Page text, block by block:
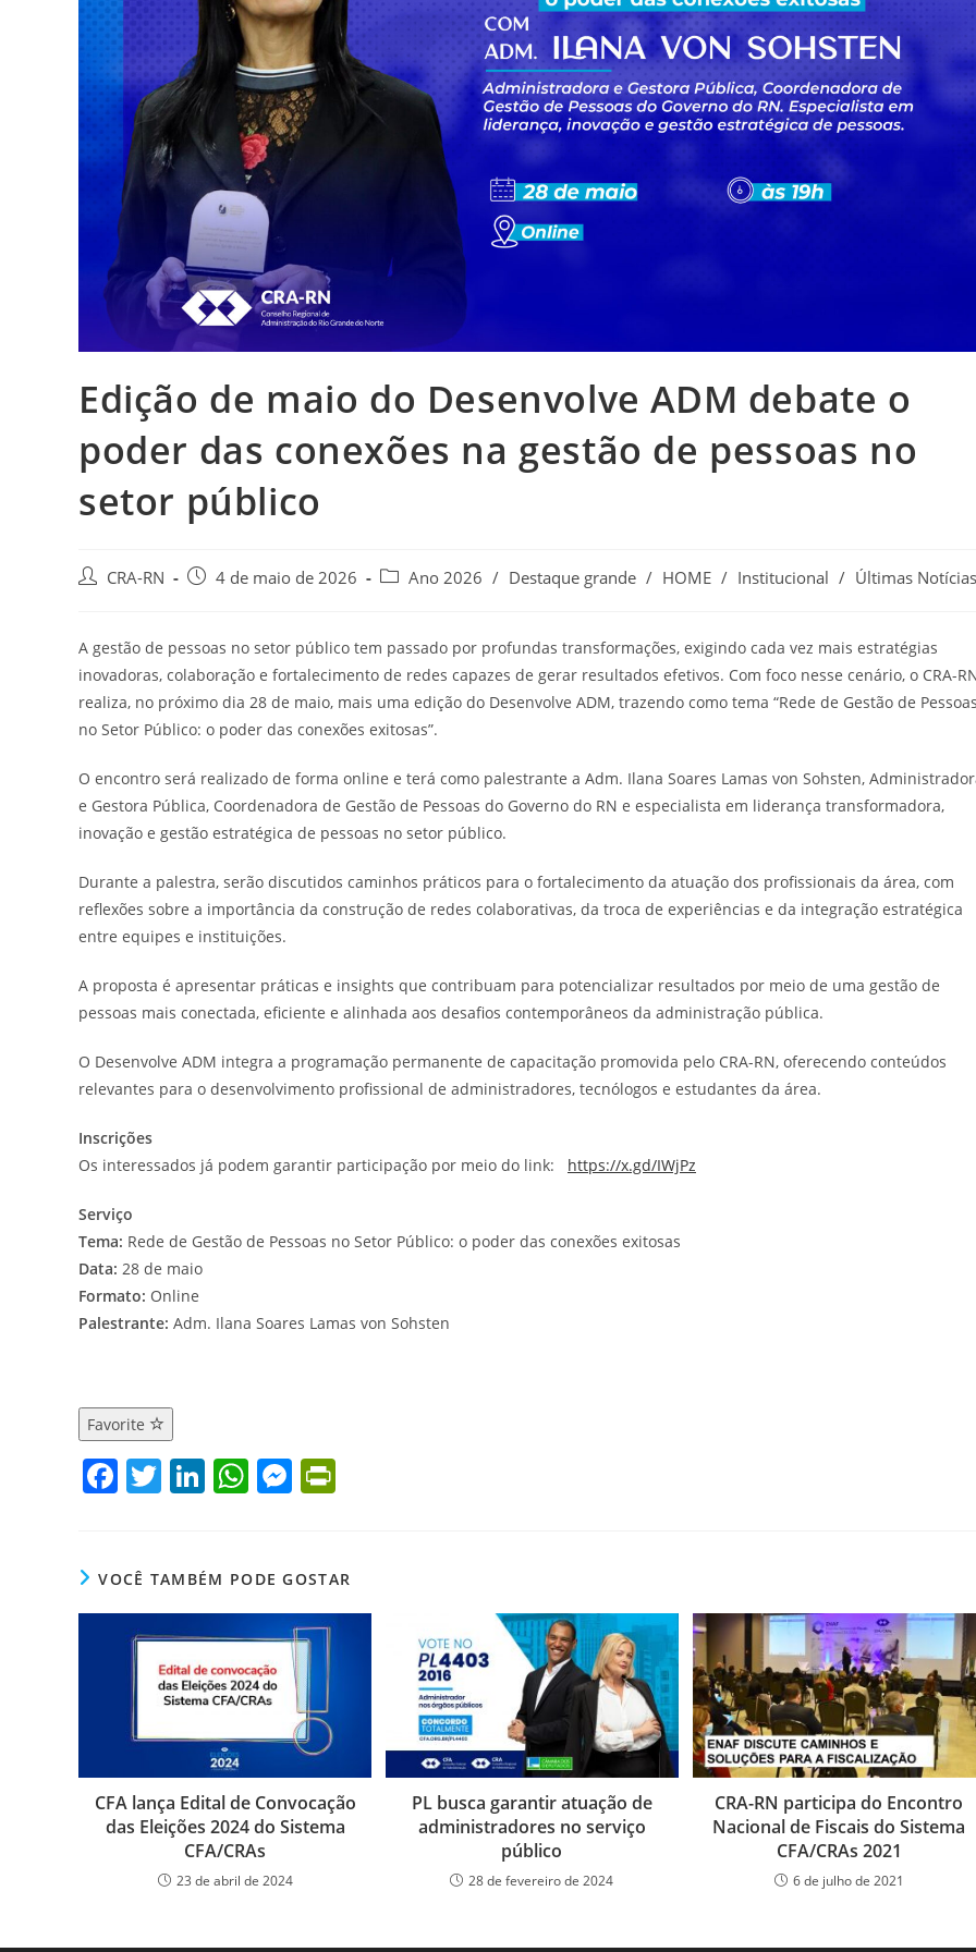
Edição de maio do Desenvolve ADM debate o
poder das conexões na gestão de pessoas no
setor público
AutorCRA-RN
Post4 de maio de 2026
Categoria
Ano 2026 / Destaque grande / HOME / Institucional / Últimas Notícias
A gestão de pessoas no setor público tem passado por profundas transformações, exigindo cada vez mais estratégias
inovadoras, colaboração e fortalecimento de redes capazes de gerar resultados efetivos. Com foco nesse cenário, o CRA-
realiza, no próximo dia 28 de maio, mais uma edição do Desenvolve ADM, trazendo como tema “Rede de Gestão de Pessoas
no Setor Público: o poder das conexões exitosas”.
O encontro será realizado de forma online e terá como palestrante a Adm. Ilana Soares Lamas von Sohsten,
e Gestora Pública, Coordenadora de Gestão de Pessoas do Governo do RN e especialista em liderança transformadora,
inovação e gestão estratégica de pessoas no setor público.
Durante a palestra, serão discutidos caminhos práticos para o fortalecimento da atuação dos profissionais da área, com
reflexões sobre a importância da construção de redes colaborativas, da troca de experiências e da integração estratégica
entre equipes e instituições.
A proposta é apresentar práticas e insights que contribuam para potencializar resultados por meio de uma gestão de
pessoas mais conectada, eficiente e alinhada aos desafios contemporâneos da administração pública.
O Desenvolve ADM integra a programação permanente de capacitação promovida pelo CRA-RN, oferecendo conteúdos
relevantes para o desenvolvimento profissional de administradores, tecnólogos e estudantes da área.
Inscrições
Os interessados já podem garantir participação por meio do link: https://x.gd/IWjPz
Serviço
Tema: Rede de Gestão de Pessoas no Setor Público: o poder das conexões exitosas
Data: 28 de maio
Formato: Online
Palestrante: Adm. Ilana Soares Lamas von Sohsten
Favorite
F
a
e
b
o
o
k
T
w
er
Li
n
e
dI
n
W
h
s
A
p
p
M
e
e
n
g
er
ri
e
n
VOCÊ TAMBÉM PODE GOSTAR
CFA lança Edital de Convocação
das Eleições 2024 do Sistema
CFA/CRAs
23 de abril de 2024
PL busca garantir atuação de
administradores no serviço
público
28 de fevereiro de 2024
CRA-RN participa do Encontro
Nacional de Fiscais do Sistema
CFA/CRAs 2021
6 de julho de 2021